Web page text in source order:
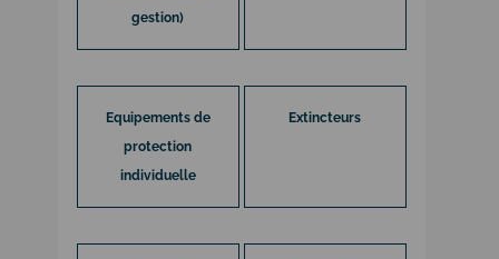
gestion)
Equipements de
protection
individuelle
Extincteurs